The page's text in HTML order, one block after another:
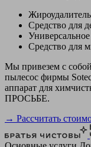
Жироудалитель
Средство для
Универсальное
Средство для
Мы привезем с
пылесос фирмы
аппарат для
ПРОСЬБЕ.
→ Рассчитать